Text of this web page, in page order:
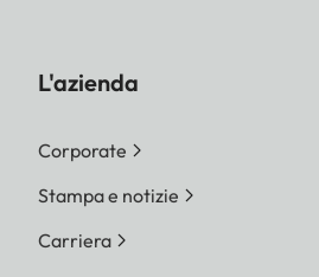
L'azienda
Corporate
Stampa e notizie
Carriera